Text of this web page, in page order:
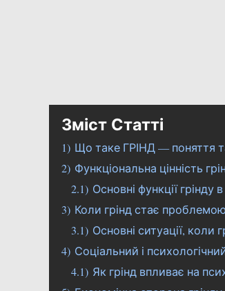
Зміст Статті
1) Що таке ГРІНД — поняття
2) Функціональна цінність
2.1) Основні функції грінду
3) Коли грінд стає
3.1) Основні ситуації, коли
4) Соціальний і
4.1) Як грінд впливає на